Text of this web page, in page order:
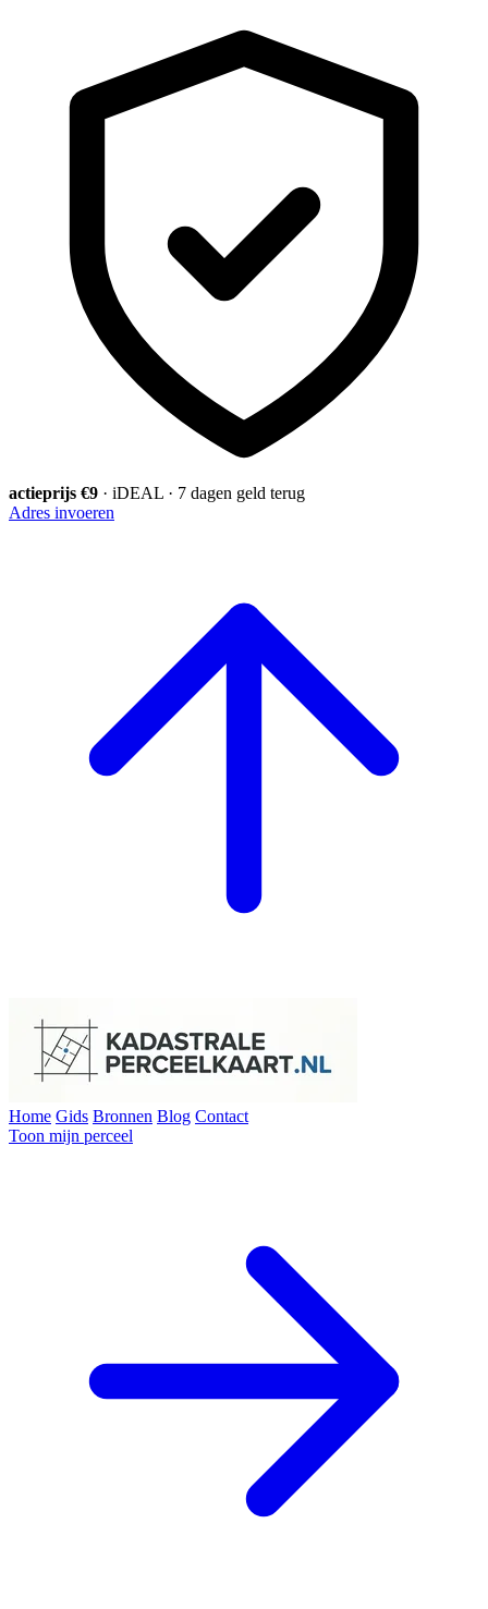
actieprijs €9 · iDEAL · 7 dagen geld terug
Adres invoeren
Home Gids Bronnen Blog Contact
Toon mijn perceel